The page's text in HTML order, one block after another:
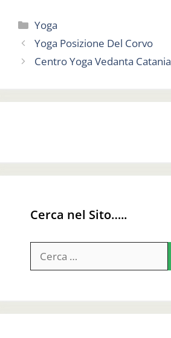
Categorie
Yoga
Yoga Posizione Del Corvo
Centro Yoga Vedanta Catania
Cerca nel Sito…..
per: